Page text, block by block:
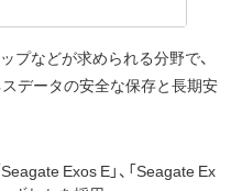
プなどが求められる分野で、
データの安全な保存と長期安
Exos E」、「Seagate Ex